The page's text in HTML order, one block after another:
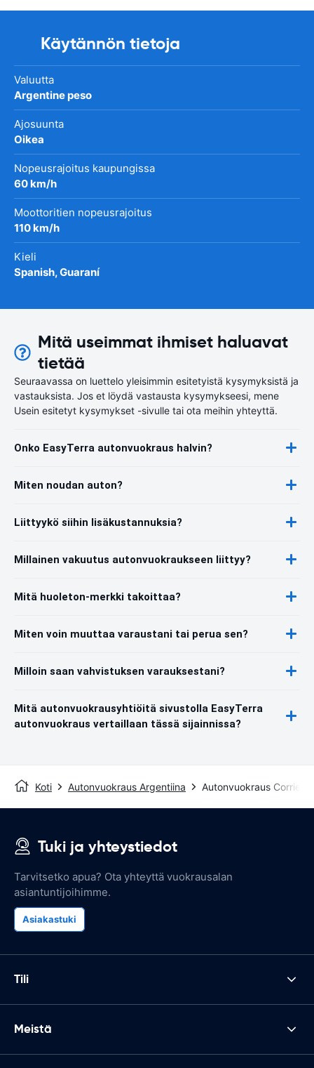
Käytännön tietoja
Valuutta
Argentine peso
Ajosuunta
Oikea
Nopeusrajoitus kaupungissa
60 km/h
Moottoritien nopeusrajoitus
110 km/h
Kieli
Spanish, Guaraní
Mitä useimmat ihmiset haluavat
tietää
Seuraavassa on luettelo yleisimmin esitetyistä kysymyksistä ja
vastauksista. Jos et löydä vastausta kysymykseesi, mene
Usein esitetyt kysymykset -sivulle tai ota meihin yhteyttä.
Onko EasyTerra autonvuokraus halvin?
Miten noudan auton?
Liittyykö siihin lisäkustannuksia?
Millainen vakuutus autonvuokraukseen liittyy?
Mitä huoleton-merkki takoittaa?
Miten voin muuttaa varaustani tai perua sen?
Milloin saan vahvistuksen varauksestani?
Mitä autonvuokrausyhtiöitä sivustolla EasyTerra
autonvuokraus vertaillaan tässä sijainnissa?
Koti Autonvuokraus Argentiina Autonvuokraus
Tuki ja yhteystiedot
Tarvitsetko apua? Ota yhteyttä vuokrausalan
asiantuntijoihimme.
Asiakastuki
Tili
Meistä